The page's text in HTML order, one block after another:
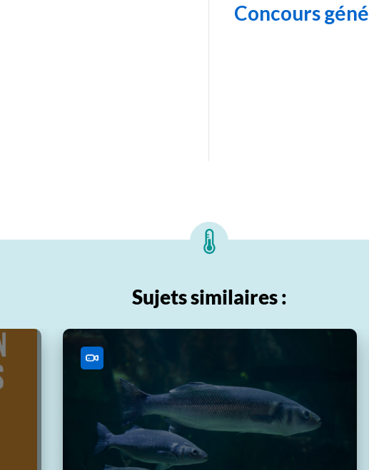
Concours
Sujets similaires :